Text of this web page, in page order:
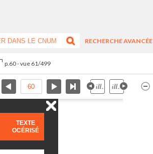
RECHERCHE AVANCÉE
p.60 - vue 61/499
TEXTE
OCÉRISÉ